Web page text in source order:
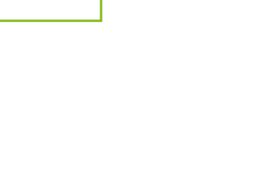
Netze
Stiftungsporträt